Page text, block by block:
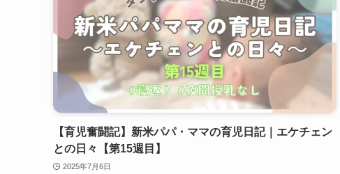
【育児奮闘記】新米パパ・ママの育児日記｜エケチェン
との日々【第15週目】
2025年7月6日